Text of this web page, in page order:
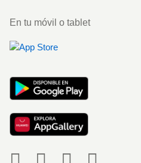
En tu móvil o tablet